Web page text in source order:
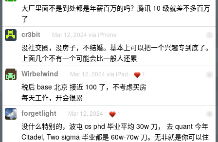
大厂里面不是到处都是年薪百万的吗？腾讯 10 级就差不多百万
了
7
cr3bit Mar 12, 2024 via iPhone
没社交圈，没房子，不结婚。基本上可以把一个兴趣专到底了。
上面几个不有一个可能会比一般人还累
8
Wirbelwind Mar 12, 2024 via iPad 1
税后 base 北京 接近 100 了，不考虑买房
每天工作，开会很累
9
forgetlight Mar 12, 2024 1
没什么特别的，波屯 cs phd 毕业平均 30w 刀， 去 quant 今年
Citadel, Two sigma 毕业都是 60w-70w 刀。无非就是你可以住